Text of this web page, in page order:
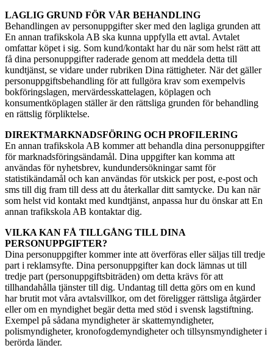
LAGLIG GRUND FÖR VÅR BEHANDLING
Behandlingen av personuppgifter sker med den lagliga grunden att
En annan trafikskola AB ska kunna uppfylla ett avtal. Avtalet
omfattar köpet i sig. Som kund/kontakt har du när som helst rätt att
få dina personuppgifter raderade genom att meddela detta till
kundtjänst, se vidare under rubriken Dina rättigheter. När det gäller
personuppgiftsbehandling för att fullgöra krav som exempelvis
bokföringslagen, mervärdesskattelagen, köplagen och
konsumentköplagen ställer är den rättsliga grunden för behandling
en rättslig förpliktelse.
DIREKTMARKNADSFÖRING OCH PROFILERING
En annan trafikskola AB kommer att behandla dina personuppgifter
för marknadsföringsändamål. Dina uppgifter kan komma att
användas för nyhetsbrev, kundundersökningar samt för
statistikändamål och kan användas för utskick per post, e-post och
sms till dig fram till dess att du återkallar ditt samtycke. Du kan när
som helst vid kontakt med kundtjänst, anpassa hur du önskar att En
annan trafikskola AB kontaktar dig.
VILKA KAN FÅ TILLGÅNG TILL DINA
PERSONUPPGIFTER?
Dina personuppgifter kommer inte att överföras eller säljas till tredje
part i reklamsyfte. Dina personuppgifter kan dock lämnas ut till
tredje part (personuppgiftsbiträden) om detta krävs för att
tillhandahålla tjänster till dig. Undantag till detta görs om en kund
har brutit mot våra avtalsvillkor, om det föreligger rättsliga åtgärder
eller om en myndighet begär detta med stöd i svensk lagstiftning.
Exempel på sådana myndigheter är skattemyndigheter,
polismyndigheter, kronofogdemyndigheter och tillsynsmyndigheter i
berörda länder.